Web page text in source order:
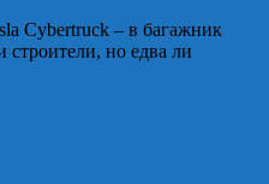
Cybertruck – в багажник
но едва ли